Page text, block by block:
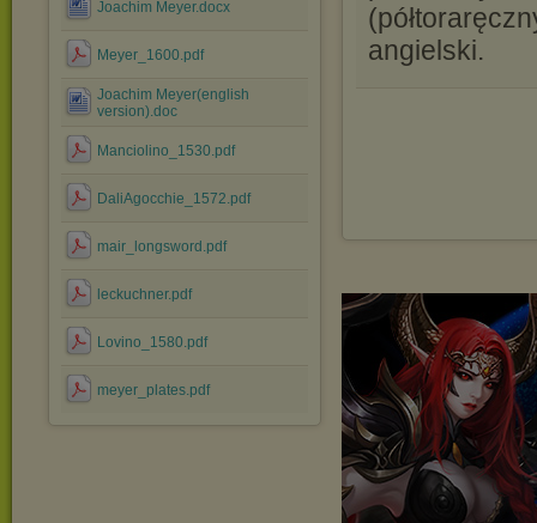
Joachim Meyer.docx
Meyer_1600.pdf
Joachim Meyer(english
version).doc
Manciolino_1530.pdf
DaliAgocchie_1572.pdf
mair_longsword.pdf
leckuchner.pdf
Lovino_1580.pdf
meyer_plates.pdf
angielski.